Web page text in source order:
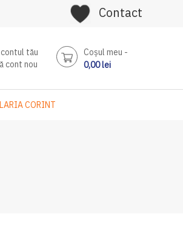
Contact
tău
cont nou
Coşul meu
0,00 lei
CORINT